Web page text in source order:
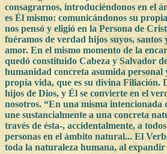
consagrarnos, introduciéndonos en el
es Él mismo: comunicándonos su
nos pensó y eligió en la Persona de
fuéramos de verdad hijos suyos,
amor. En el mismo momento de la
quedó constituido Cabeza y Salvador
humanidad concreta asumida personal
propia vida, que es su divina Filiación.
hijos de Dios, y Él se convierte en el
nosotros. “En una misma intencionada
une sustancialmente a una concreta
través de ésta-, accidentalmente, a
personas en el ámbito natural... El
toda la naturaleza humana, al